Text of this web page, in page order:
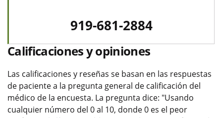
919-681-2884
Calificaciones y opiniones
Las calificaciones y reseñas se basan en las respuestas
de paciente a la pregunta general de calificación del
médico de la encuesta. La pregunta dice: "Usando
cualquier número del 0 al 10, donde 0 es el peor